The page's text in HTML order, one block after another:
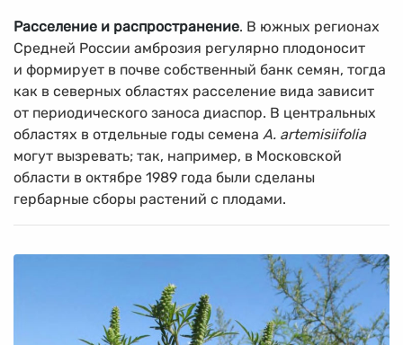
Расселение и распространение. В южных регионах
Средней России амброзия регулярно плодоносит
и формирует в почве собственный банк семян, тогда
как в северных областях расселение вида зависит
от периодического заноса диаспор. В центральных
областях в отдельные годы семена A. artemisiifolia
могут вызревать; так, например, в Московской
области в октябре 1989 года были сделаны
гербарные сборы растений с плодами.